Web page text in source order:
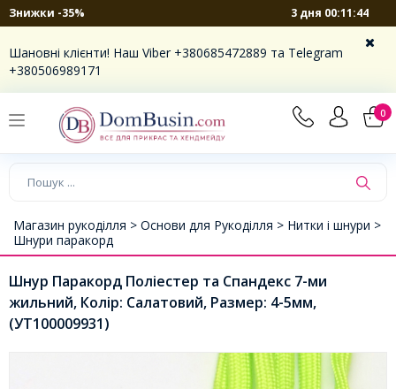
Знижки -35% 3 дня 00:11:44
Шановні клієнти! Наш Viber +380685472889 та Telegram
+380506989171
0
Магазин рукоділля > Основи для Рукоділля > Нитки і шнури >
Шнури паракорд
Шнур Паракорд Поліестер та Спандекс 7-ми
жильний, Колір: Салатовий, Размер: 4-5мм,
(УТ100009931)